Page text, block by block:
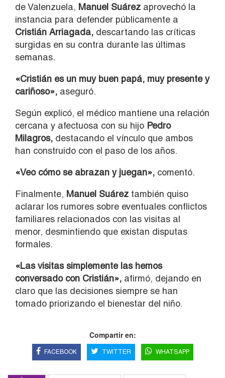
de Valenzuela, Manuel Suárez aprovechó la
instancia para defender públicamente a
Cristián Arriagada, descartando las críticas
surgidas en su contra durante las últimas
semanas.
«Cristián es un muy buen papá, muy presente y
cariñoso», aseguró.
Según explicó, el médico mantiene una relación
cercana y afectuosa con su hijo Pedro
Milagros, destacando el vínculo que ambos
han construido con el paso de los años.
«Veo cómo se abrazan y juegan», comentó.
Finalmente, Manuel Suárez también quiso
aclarar los rumores sobre eventuales conflictos
familiares relacionados con las visitas al
menor, desmintiendo que existan disputas
formales.
«Las visitas simplemente las hemos
conversado con Cristián», afirmó, dejando en
claro que las decisiones siempre se han
tomado priorizando el bienestar del niño.
Compartir en:
FACEBOOK TWITTER WHATSAPP